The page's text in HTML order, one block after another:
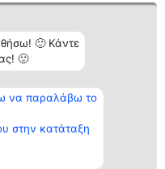
🙂 Κάντε
🙂
να παραλάβω το
στην κατάταξη
Επικοινωνία
Επικοινωνία